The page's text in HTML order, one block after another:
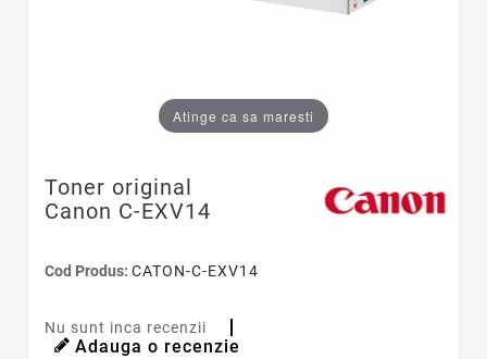
Atinge ca sa maresti
Toner original
Canon C-EXV14
Cod Produs: CATON-C-EXV14
Nu sunt inca recenzii
Adauga o recenzie